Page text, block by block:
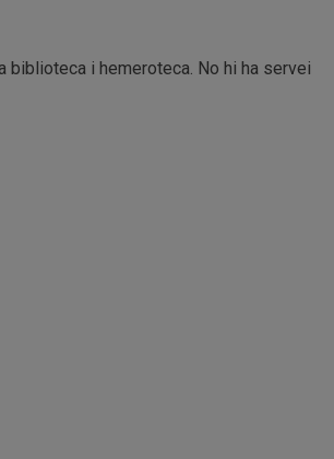
biblioteca i hemeroteca. No hi ha servei